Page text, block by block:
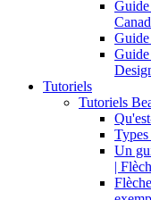
Guide
Tutoriels
Tutoriels
Un
|